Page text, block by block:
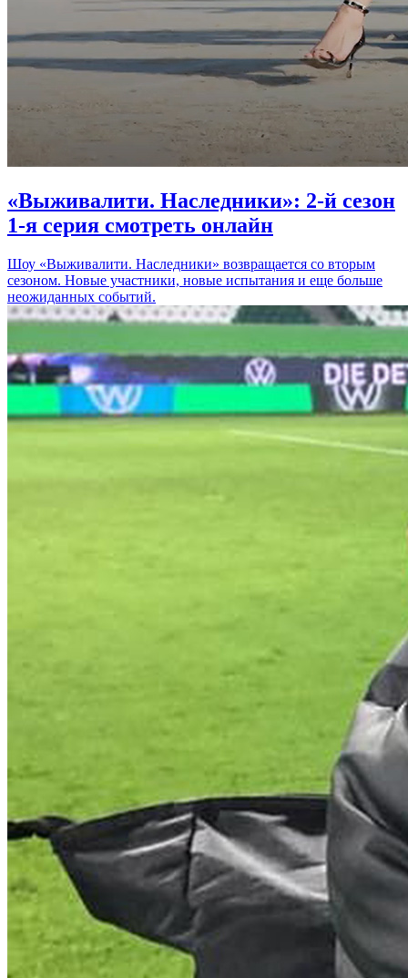
«Выживалити. Наследники»: 2-й сезон
1-я серия смотреть онлайн
Шоу «Выживалити. Наследники» возвращается со вторым
сезоном. Новые участники, новые испытания и еще больше
неожиданных событий.